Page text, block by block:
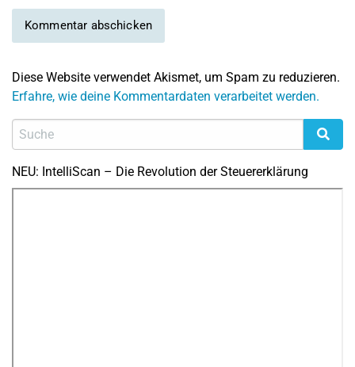
Diese Website verwendet Akismet, um Spam zu reduzieren.
Erfahre, wie deine Kommentardaten verarbeitet werden.
NEU: IntelliScan – Die Revolution der Steuererklärung